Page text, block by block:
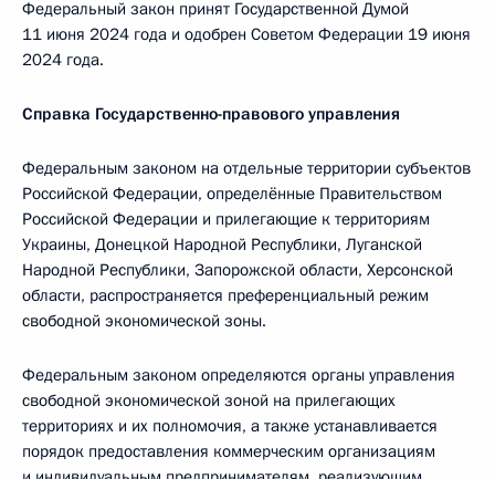
Федеральный закон принят Государственной Думой
11 июня 2024 года и одобрен Советом Федерации 19 июня
2024 года.
Справка Государственно-правового управления
Федеральным законом на отдельные территории субъектов
Российской Федерации, определённые Правительством
Российской Федерации и прилегающие к территориям
Украины, Донецкой Народной Республики, Луганской
Народной Республики, Запорожской области, Херсонской
области, распространяется преференциальный режим
свободной экономической зоны.
Федеральным законом определяются органы управления
свободной экономической зоной на прилегающих
территориях и их полномочия, а также устанавливается
порядок предоставления коммерческим организациям